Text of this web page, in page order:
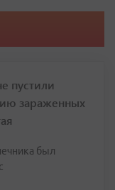
пустили
зараженных
был